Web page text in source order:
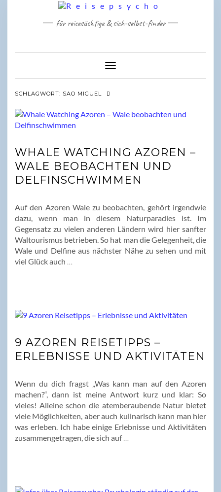
für reisesüchtige & sich-selbst-finder
Toggle Navigation
SCHLAGWORT: SAO MIGUEL
WHALE WATCHING AZOREN –
WALE BEOBACHTEN UND
DELFINSCHWIMMEN
Auf den Azoren Wale zu beobachten, gehört irgendwie
dazu, wenn man in diesem Naturparadies ist. Im
Gegensatz zu vielen anderen Ländern wird hier sanfter
Waltourismus betrieben. So hat man die Gelegenheit, die
Wale und Delfine aus nächster Nähe zu sehen und mit
viel Glück auch
9 AZOREN REISETIPPS –
ERLEBNISSE UND AKTIVITÄTEN
Wenn du dich fragst „Was kann man auf den Azoren
machen?“, dann ist meine Antwort kurz und klar: So
vieles! Alleine schon die atemberaubende Natur bietet
viele Möglichkeiten, aber auch kulinarisch kann man hier
was erleben. Ich habe einige Erlebnisse und Aktivitäten
zusammengetragen, die sich auf